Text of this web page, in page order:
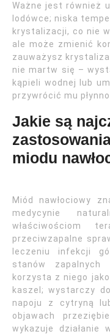
Ważne jest również
lodówce; niska
krystalizacji, co nie
ale może zmienić
zauważysz
nie martw się –
kąpieli wodnej lub
przywrócić mu
Jakie są
miodu
Miód nawłociowy
medycynie
właściwościom
przeciwzapalne
leczeniu infekcji
stanów
korzysta z niego
kaszel; wystarczy
napoju z cytryną
objawach
wykazuje działanie